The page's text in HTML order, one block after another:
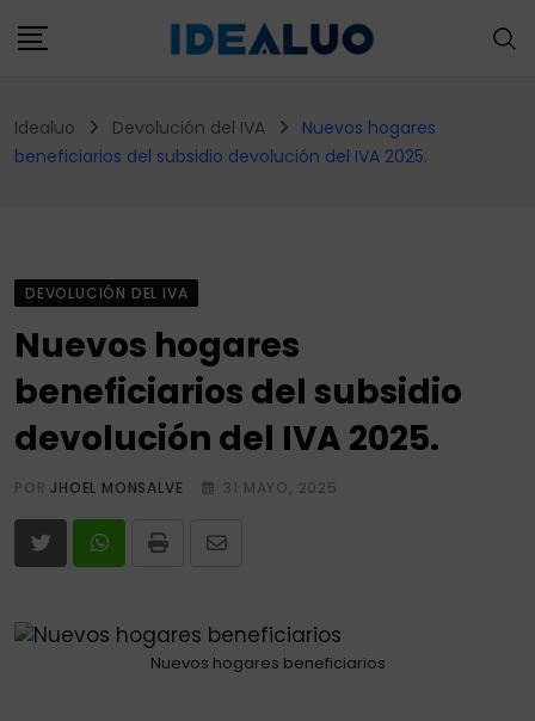
to
Idealuo Devolución del IVA
Nuevos hogares
beneficiarios del subsidio devolución del IVA 2025.
DEVOLUCIÓN DEL IVA
Nuevos hogares
beneficiarios del subsidio
devolución del IVA 2025.
PORJHOEL MONSALVE 31 MAYO, 2025
Print
Share
Nuevos hogares beneficiarios